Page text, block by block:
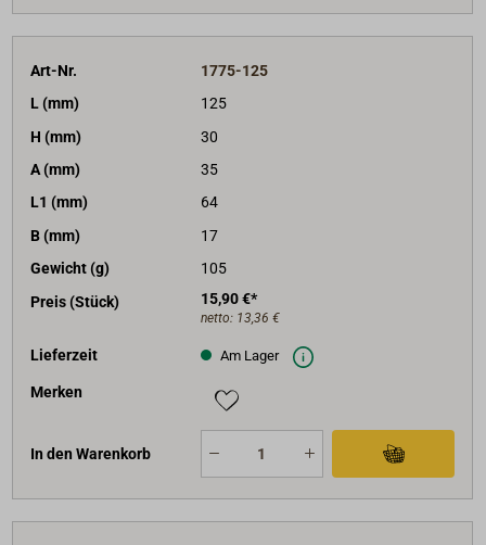
Art-Nr.
1775-125
L (mm)
125
H (mm)
30
A (mm)
35
L1 (mm)
64
B (mm)
17
Gewicht (g)
105
Preis (Stück)
15,90 €*
netto: 13,36 €
Lieferzeit Am Lager
Merken
In den Warenkorb